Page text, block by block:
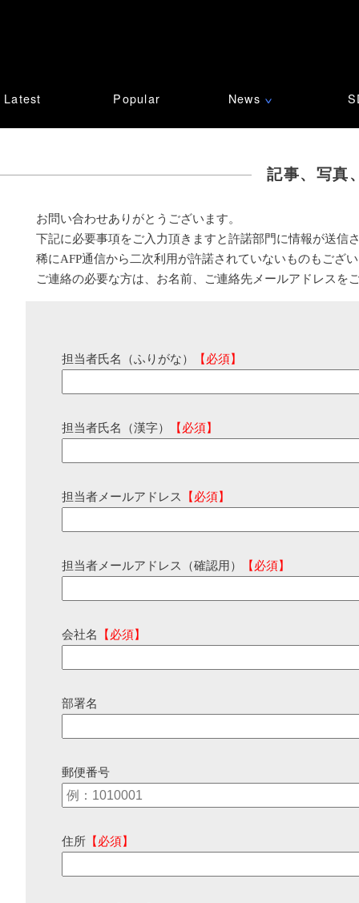
Latest Popular News ∨
記事、写真
お問い合わせありがとうございます。
下記に必要事項をご入力頂きますと許諾部門に情報が送信
稀にAFP通信から二次利用が許諾されていないものもござ
ご連絡の必要な方は、お名前、ご連絡先メールアドレスを
担当者氏名（ふりがな） 【必須】
担当者氏名（漢字） 【必須】
担当者メールアドレス 【必須】
担当者メールアドレス（確認用） 【必須】
会社名 【必須】
部署名
郵便番号
住所 【必須】